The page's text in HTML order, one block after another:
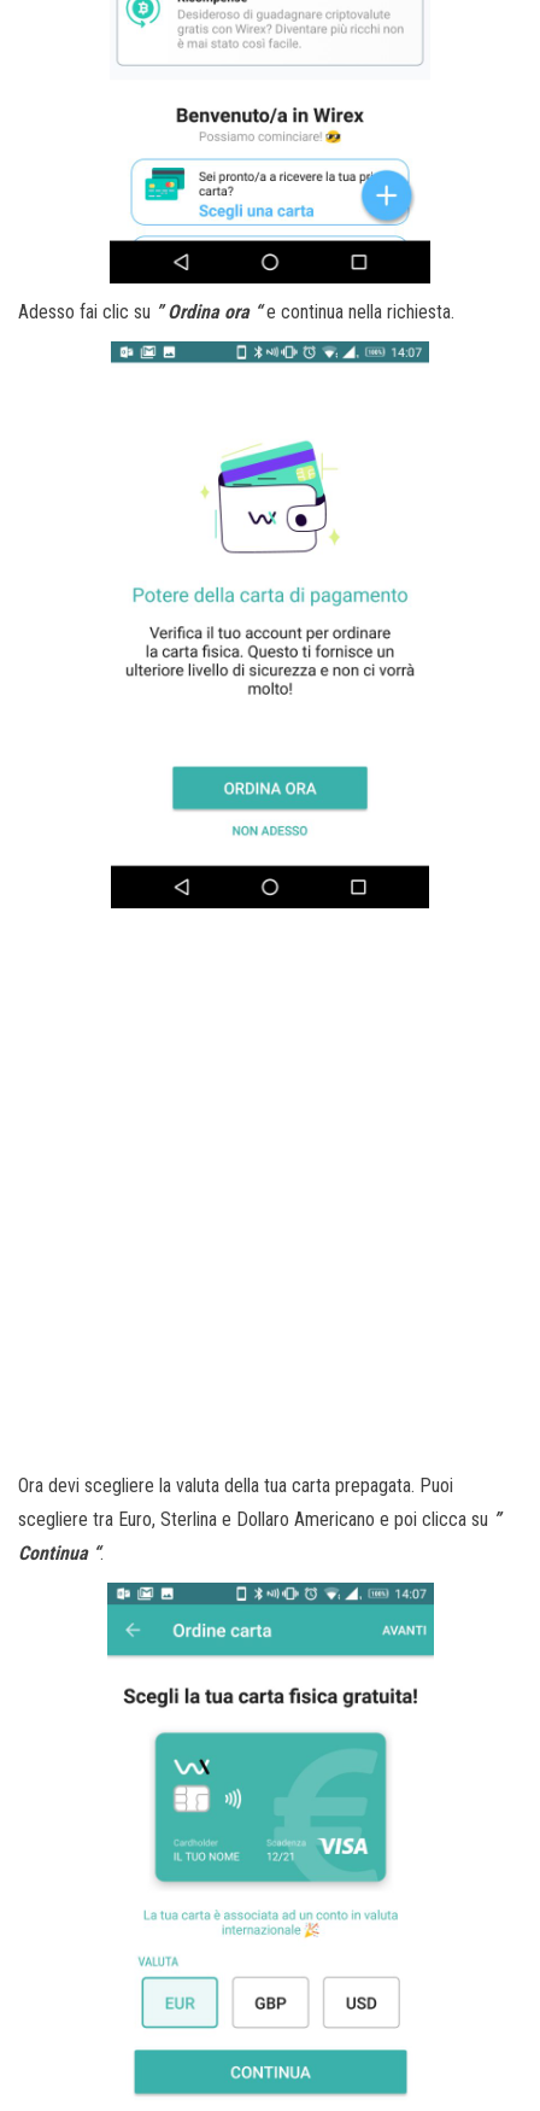
Adesso fai clic su ” Ordina ora “e continua nella richiesta.
Ora devi scegliere la valuta della tua carta prepagata. Puoi
scegliere tra Euro, Sterlina e Dollaro Americano e poi clicca su ”
Continua “.